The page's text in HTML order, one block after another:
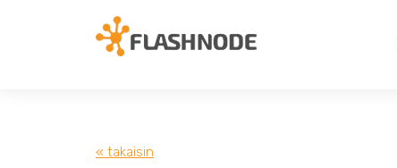
« takaisin